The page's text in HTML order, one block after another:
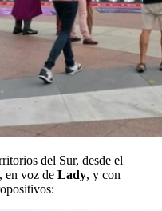
del Sur, desde el
en voz de Lady, y con